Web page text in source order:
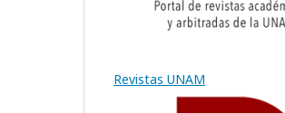
Revistas UNAM